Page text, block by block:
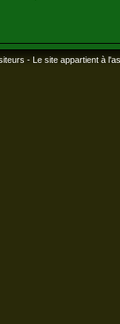
- Le site appartient à